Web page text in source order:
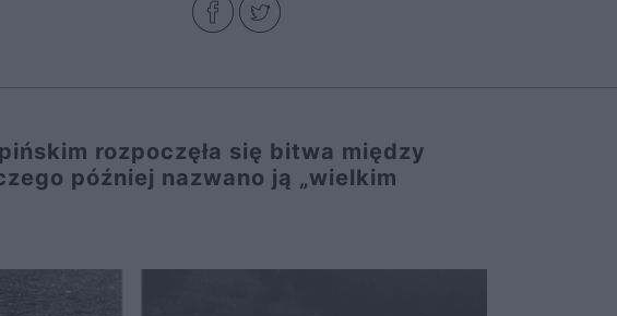
rozpoczęła się bitwa między
później nazwano ją „wielkim